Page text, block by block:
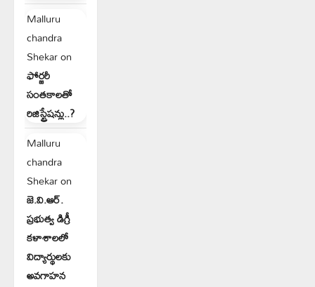
Malluru
chandra
Shekaron
ఫోర్జరీ
సంతకాలతో
రిజిస్ట్రేషన్లు..?
Malluru
chandra
Shekaron
జె.వి.ఆర్.
ప్రభుత్వ డిగ్రీ
కళాశాలలో
విద్యార్థులకు
అవగాహన